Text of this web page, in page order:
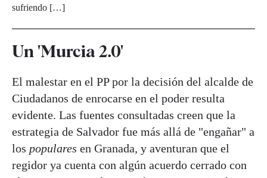
sufriendo […]
Un 'Murcia 2.0'
El malestar en el PP por la decisión del alcalde de
Ciudadanos de enrocarse en el poder resulta
evidente. Las fuentes consultadas creen que la
estrategia de Salvador fue más allá de "engañar" a
los populares en Granada, y aventuran que el
regidor ya cuenta con algún acuerdo cerrado con